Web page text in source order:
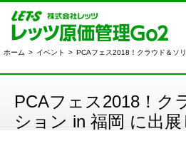
ホーム > イベント > PCAフェス2018！クラウド＆ソ
PCAフェス2018！ク
ション in 福岡 に出展